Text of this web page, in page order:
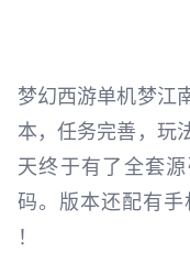
梦幻西游单机梦江
本，任务完善，玩
天终于有了全套
码。版本还配有手
！